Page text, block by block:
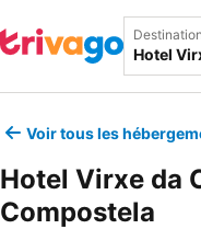
Destination
Voir tous les
Hotel Virxe da
Compostela